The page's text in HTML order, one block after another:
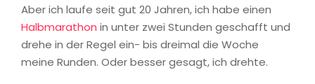
Aber ich laufe seit gut 20 Jahren, ich habe einen
Halbmarathon in unter zwei Stunden geschafft und
drehe in der Regel ein- bis dreimal die Woche
meine Runden. Oder besser gesagt, ich drehte.